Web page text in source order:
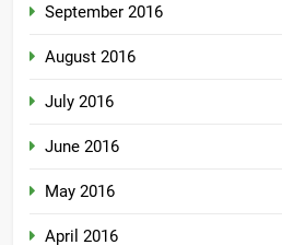
September 2016
August 2016
July 2016
June 2016
May 2016
April 2016